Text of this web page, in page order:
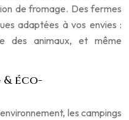
de fromage. Des fermes
adaptées à vos envies :
des animaux, et même
& éco-
les campings